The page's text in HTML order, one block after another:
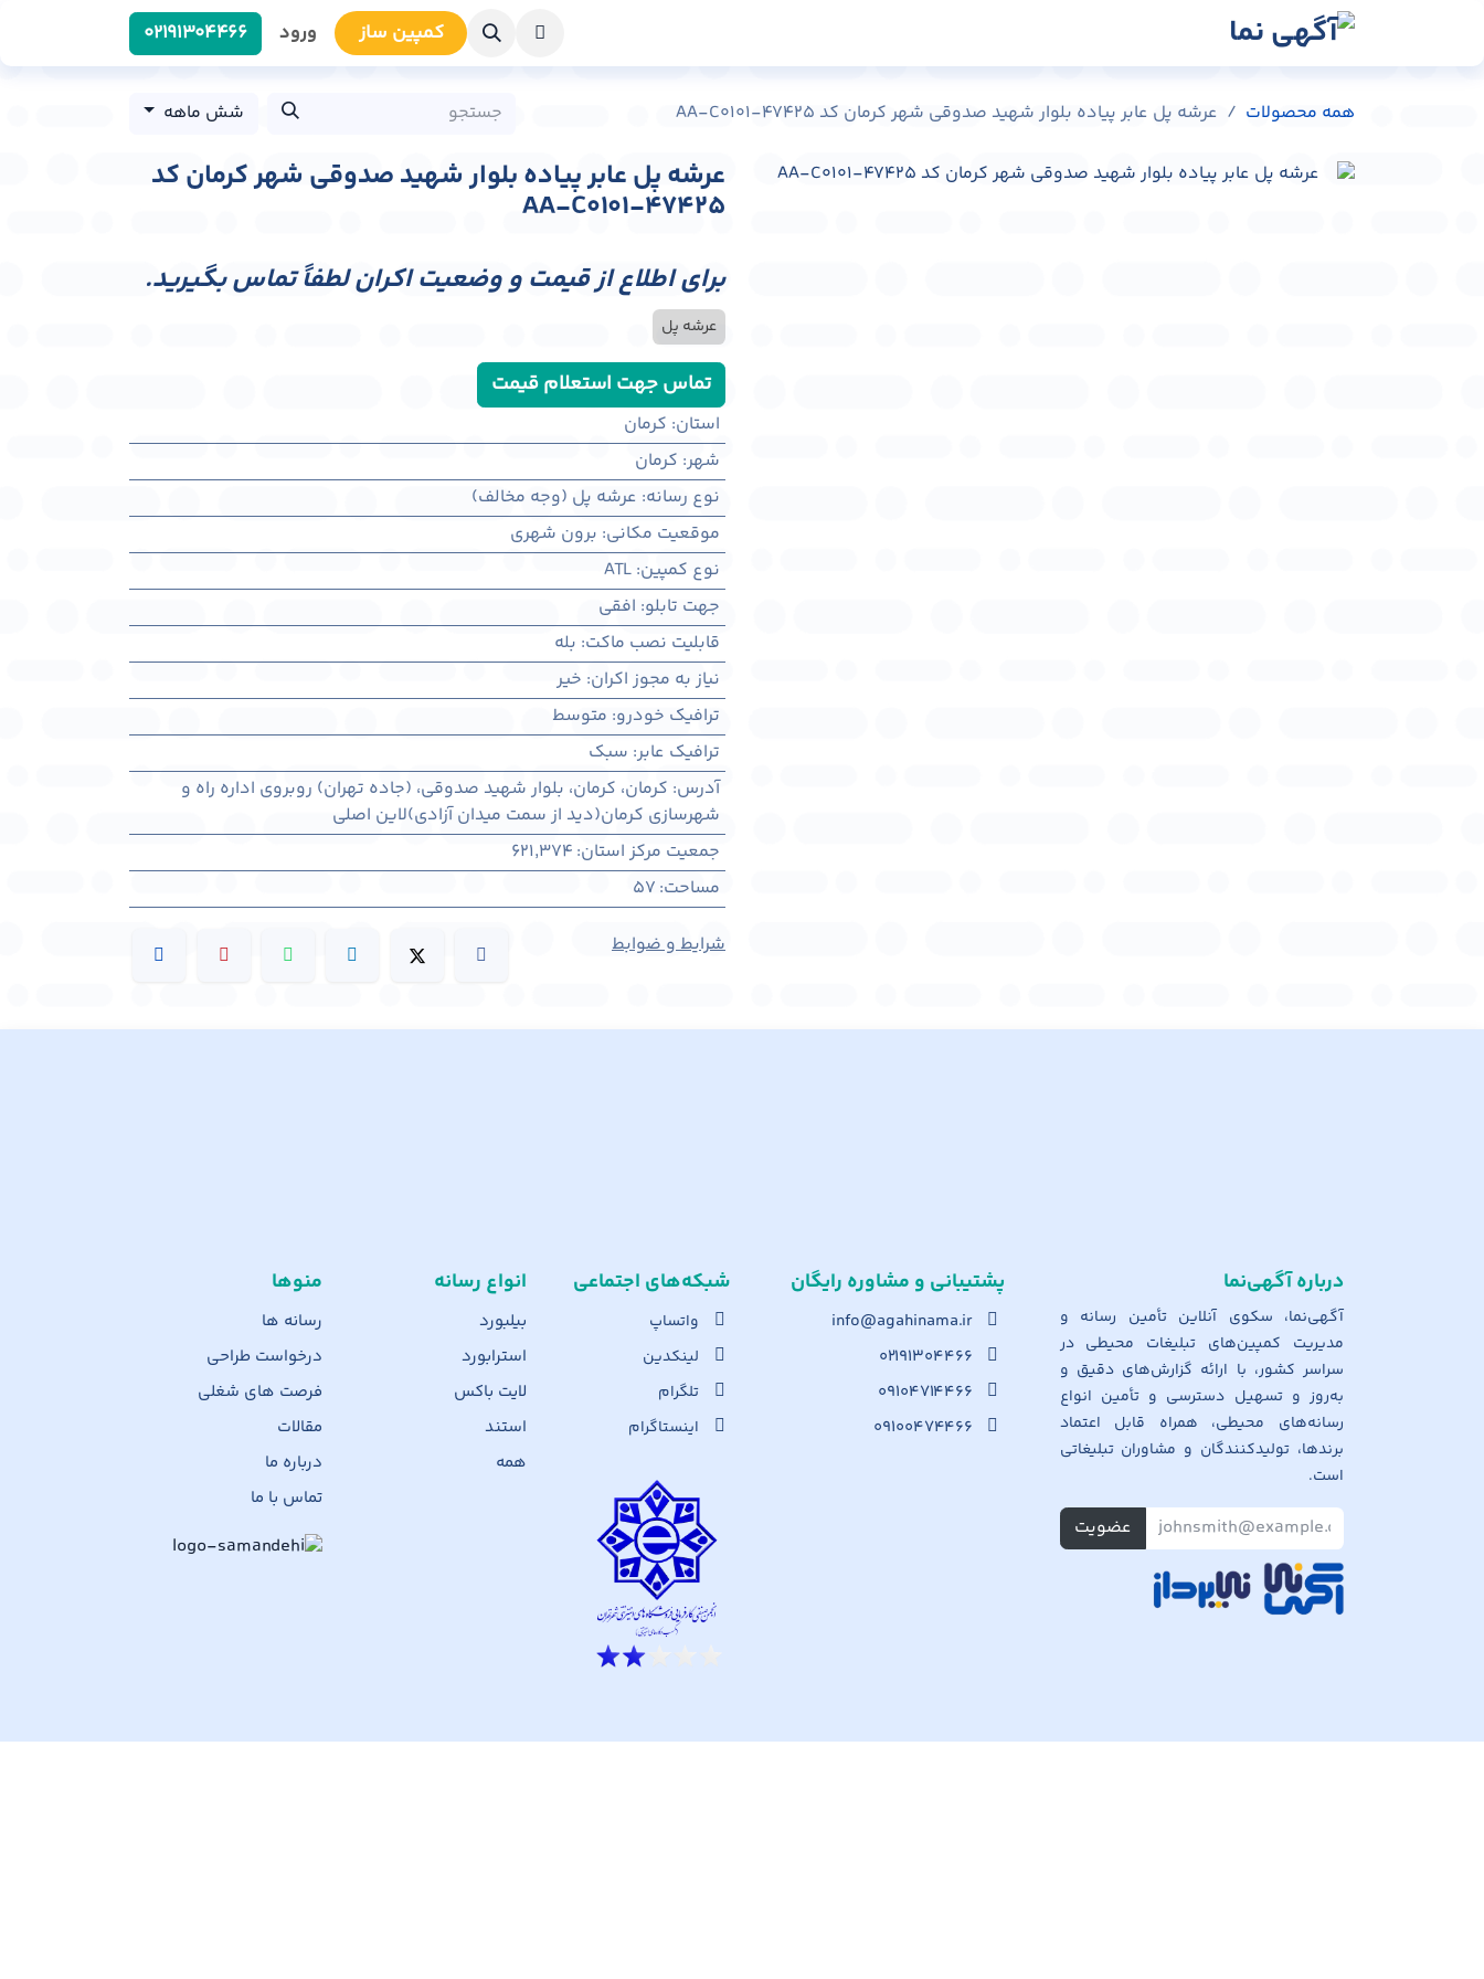
کمپین سا​​ز ورود 0219​1304466
همه محصولات عرشه پل عابر پیاده بلوار شهید صدوقی شهر کرمان کد AA-C0101-47425 شش ماهه
عرشه پل عابر پیاده بلوار شهید صدوقی شهر کرمان کد
AA-C0101-47425
برای اطلاع از قیمت و وضعیت اکران لطفاً تماس بگیرید.
عرشه پل
تماس جهت استعلام قیمت
استان: کرمان
شهر: كرمان
نوع رسانه: عرشه پل (وجه مخالف)
موقعیت مکانی: برون شهری
نوع کمپین:
ATL
جهت تابلو: افقی
قابلیت نصب ماکت: بله
نیاز به مجوز اکران: خیر
ترافیک خودرو: متوسط
ترافیک عابر: سبک
آدرس: کرمان، كرمان، بلوار شهید صدوقی، (جاده تهران) روبروی اداره راه و
شهرسازی کرمان(دید از سمت میدان آزادی)لاین اصلی
جمعیت مرکز استان:
621,374
مساحت:
57
شرایط و ضوابط
منوها
رسانه ها
درخواست طراحی
فرصت های شغلی
مقالات
درباره ما
تماس با ما
انواع رسانه
بیلبورد
استرابورد
لایت باکس
استند
همه
شبکه‌های اجت​ماعی
واتساپ
لینکدین
تلگرام
اینستاگرام
پشتیبانی و مشاوره رایگان
info@agahinama.ir
۰۲۱۹۱۳۰۴۴۶۶
۰۹۱۰۴۷۱۴۴۶۶
۰۹۱۰۰۴۷۴۴۶۶
درباره آگهی‌نما
آگهی‌نما، سکوی آنلاین تأمین رسانه و
مدیریت کمپین‌های تبلیغات محیطی در
سراسر کشور، با ارائه گزارش‌های دقیق و
به‌روز و تسهیل دسترسی و تأمین انواع
رسانه‌های محیطی، همراه قابل اعتماد
برندها، تولیدکنندگان و مشاوران تبلیغاتی
است.
عضویت